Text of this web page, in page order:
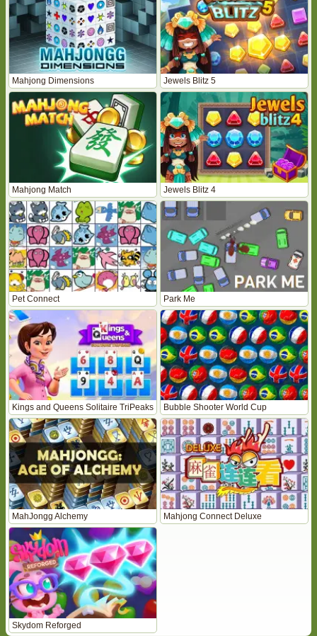
Mahjong Dimensions Jewels Blitz 5
Mahjong Match Jewels Blitz 4
Pet Connect Park Me
Kings and Queens Solitaire TriPeaks Bubble Shooter World Cup
MahJongg Alchemy Mahjong Connect Deluxe
Skydom Reforged